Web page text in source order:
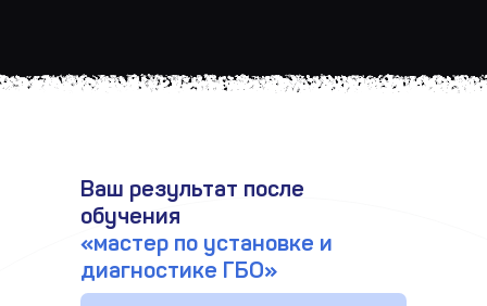
Ваш результат после
обучения
«мастер по установке и
диагностике ГБО»